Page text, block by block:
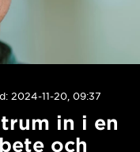
2024-11-20, 09:37
in i en
och